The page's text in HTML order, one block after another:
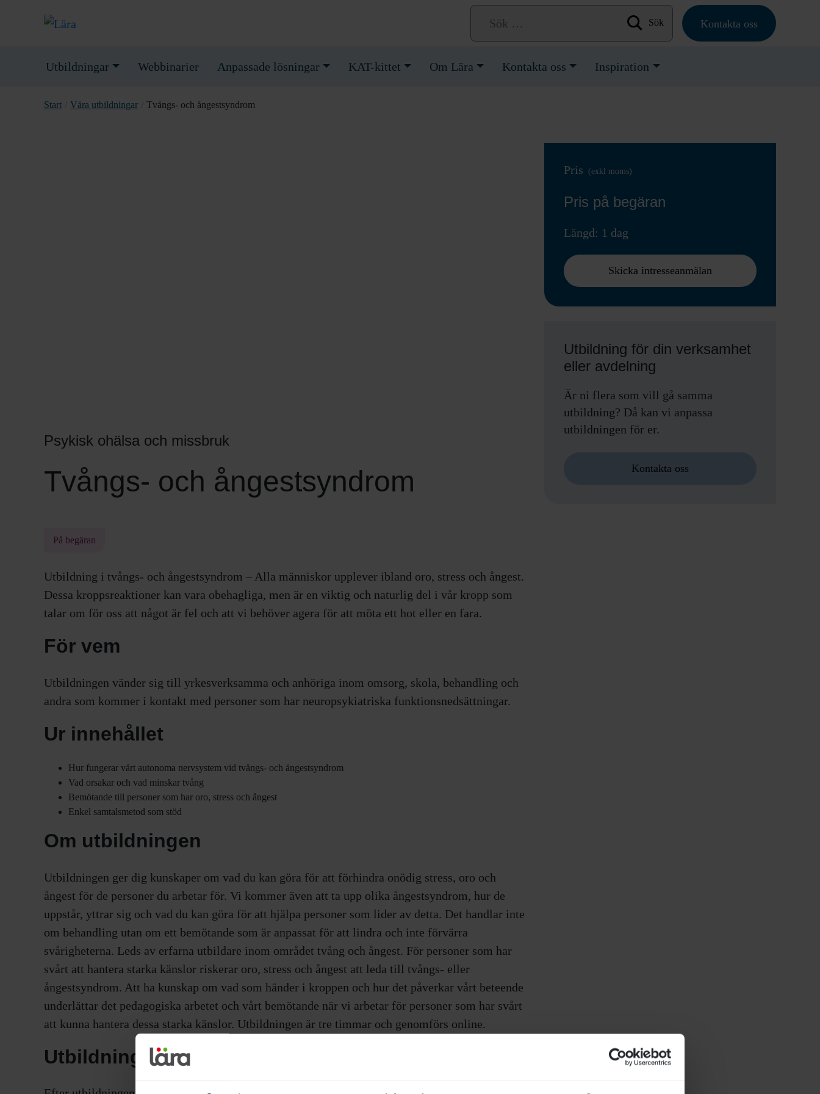
Kontakta oss
Utbildningar Webbinarier Anpassade lösningar KAT-kittet Om Lära Kontakta oss Inspiration
Start Våra utbildningar Tvångs- och ångestsyndrom
Psykisk ohälsa och missbruk
Tvångs- och ångestsyndrom
På begäran
Utbildning i tvångs- och ångestsyndrom – Alla människor upplever ibland oro, stress och ångest.
Dessa kroppsreaktioner kan vara obehagliga, men är en viktig och naturlig del i vår kropp som
talar om för oss att något är fel och att vi behöver agera för att möta ett hot eller en fara.
För vem
Utbildningen vänder sig till yrkesverksamma och anhöriga inom omsorg, skola, behandling och
andra som kommer i kontakt med personer som har neuropsykiatriska funktionsnedsättningar.
Ur innehållet
Hur fungerar vårt autonoma nervsystem vid tvångs- och ångestsyndrom
Vad orsakar och vad minskar tvång
Bemötande till personer som har oro, stress och ångest
Enkel samtalsmetod som stöd
Om utbildningen
Utbildningen ger dig kunskaper om vad du kan göra för att förhindra onödig stress, oro och
ångest för de personer du arbetar för. Vi kommer även att ta upp olika ångestsyndrom, hur de
uppstår, yttrar sig och vad du kan göra för att hjälpa personer som lider av detta. Det handlar inte
om behandling utan om ett bemötande som är anpassat för att lindra och inte förvärra
svårigheterna. Leds av erfarna utbildare inom området tvång och ångest. För personer som har
svårt att hantera starka känslor riskerar oro, stress och ångest att leda till tvångs- eller
ångestsyndrom. Att ha kunskap om vad som händer i kroppen och hur det påverkar vårt beteende
underlättar det pedagogiska arbetet och vårt bemötande när vi arbetar för personer som har svårt
att kunna hantera dessa starka känslor. Utbildningen är tre timmar och genomförs online.
Utbildningens mål
Pris (exkl moms)
Pris på begäran
Längd: 1 dag
Skicka intresseanmälan
Utbildning för din verksamhet
eller avdelning
Är ni flera som vill gå samma
utbildning? Då kan vi anpassa
utbildningen för er.
Kontakta oss